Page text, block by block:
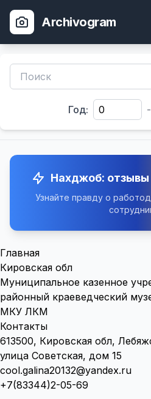
Archivogram
Год: -
Нахджоб: отзывы
Узнайте правду о
Главная
Кировская обл
Муниципальное казенное
районный краеведческий
МКУ ЛКМ
Контакты
613500, Кировская обл,
улица Советская, дом 15
cool.galina20132@yandex.ru
+7(83344)2-05-69